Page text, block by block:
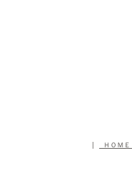
ＨＯＭＥ